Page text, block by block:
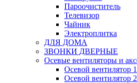
Пароочиститель
Телевизор
Чайник
Электроплитка
ДЛЯ ДОМА
ЗВОНКИ ДВЕРНЫЕ
Осевые вентиляторы и
Осевой вентилятор
Осевой вентилятор